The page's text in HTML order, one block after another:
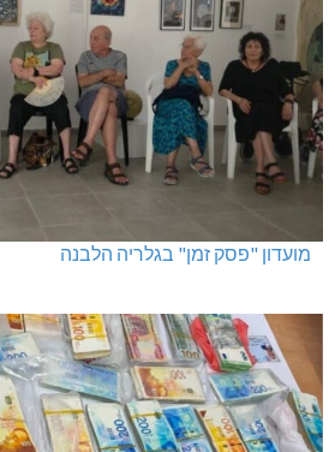
מגדל תפן: 350 דונם במתחם חדש